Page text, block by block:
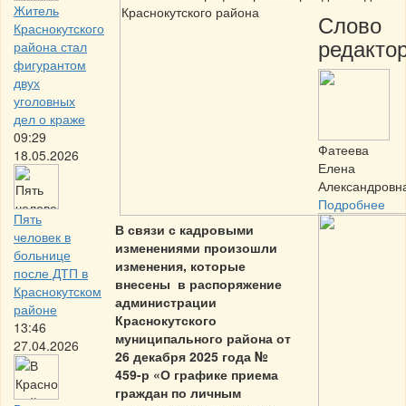
Житель
Краснокутского
района стал
фигурантом
двух
уголовных
дел о краже
09:29
18.05.2026
Пять
человек в
больнице
после ДТП в
Краснокутском
районе
13:46
27.04.2026
В связи с кадровыми
изменениями произошли
изменения, которые
внесены в распоряжение
администрации
Краснокутского
муниципального района от
26 декабря 2025 года №
459-р «О графике приема
граждан по личным
Слово
Фатеева
Елена
Подробнее